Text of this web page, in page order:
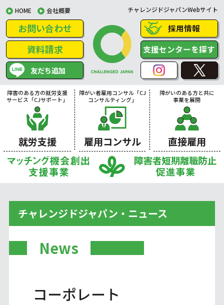
HOME 会社概要 チャレンジドジャパンWebサイト
お問い合わせ
資料請求
友だち追加
採用情報
支援センターを探す
障害のある方の就労支援
サービス「CJサポート」
就労支援
障がい者雇用コンサル「CJ
コンサルティング」
雇用コンサル
障がいのある方と共に
事業を展開
直接雇用
チャレンジドジャパン・ニュース
News
コーポレート